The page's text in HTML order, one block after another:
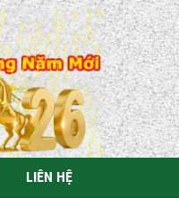
LIÊN HỆ